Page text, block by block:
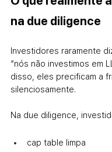
na due diligence
Investidores raramente
“nós não investimos em
disso, eles precificam a
silenciosamente.
Na due diligence,
cap table limpa